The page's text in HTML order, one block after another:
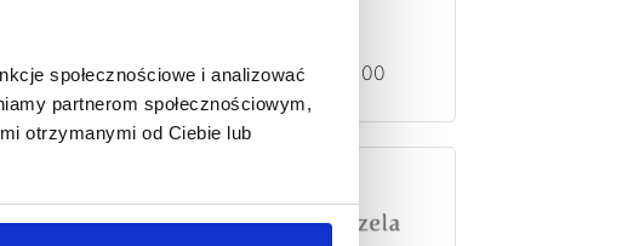
społecznościowe i analizować
partnerom społecznościowym,
otrzymanymi od Ciebie lub
stoisko 430
stoisko 100